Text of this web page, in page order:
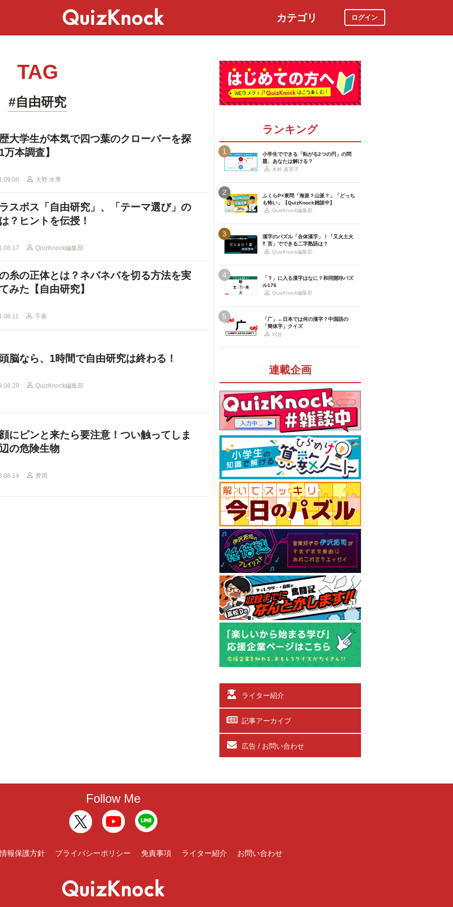
カテゴリ ログイン
TAG
#自由研究
大学生が本気で四つ葉のクローバーを探
万本調査】
大野 水季
スボス「自由研究」、「テーマ選び」の
？ヒントを伝授！
QuizKnock編集部
糸の正体とは？ネバネバを切る方法を実
みた【自由研究】
千春
脳なら、1時間で自由研究は終わる！
QuizKnock編集部
にピンと来たら要注意！つい触ってしま
の危険生物
豊岡
ランキング
1
小学生でできる「転がる2つの円」の問
題、あなたは解ける？
木村 真実子
2
ふくらP×東問「海派？山派？」「どっち
も怖い」【QuizKnock雑談中】
QuizKnock編集部
3
漢字のパズル「合体漢字」！「又火土火
忄言」でできる二字熟語は？
QuizKnock編集部
4
「？」に入る漢字はなに？和同開珎パズ
ル176
QuizKnock編集部
5
「广」←日本では何の漢字？中国語の
「簡体字」クイズ
刈谷
連載企画
ライター紹介
記事アーカイブ
広告 / お問い合わせ
Follow Me
報保護方針 プライバシーポリシー 免責事項 ライター紹介 お問い合わせ